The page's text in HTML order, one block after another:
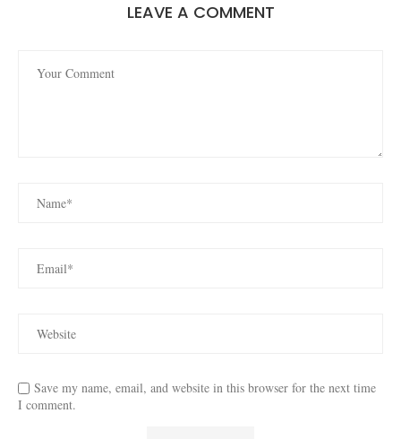
LEAVE A COMMENT
Save my name, email, and website in this browser for the next time
I comment.